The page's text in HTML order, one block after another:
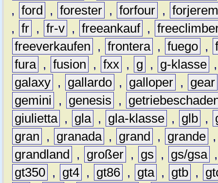
, ford , forester , forfour ,
, fr , fr-v , freeankauf ,
freeverkaufen
, frontera , fuego ,
fura , fusion , fxx , g , g-klasse
galaxy , gallardo , galloper ,
gear
gemini
, genesis ,
giulietta , gla , gla-klasse , glb ,
gran
, granada , grand , grande
grandland
, großer , gs , gs/gsa
gt350 , gt4 , gt86 , gta , gtb ,